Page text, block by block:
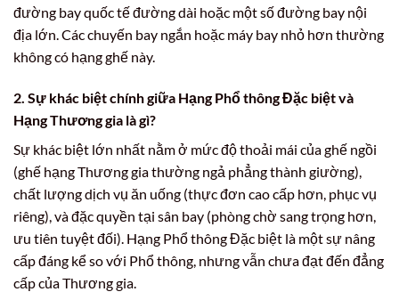
đường bay quốc tế đường dài hoặc một số đường bay nội
địa lớn. Các chuyến bay ngắn hoặc máy bay nhỏ hơn thường
không có hạng ghế này.
2. Sự khác biệt chính giữa Hạng Phổ thông Đặc biệt và
Hạng Thương gia là gì?
Sự khác biệt lớn nhất nằm ở mức độ thoải mái của ghế ngồi
(ghế hạng Thương gia thường ngả phẳng thành giường),
chất lượng dịch vụ ăn uống (thực đơn cao cấp hơn, phục vụ
riêng), và đặc quyền tại sân bay (phòng chờ sang trọng hơn,
ưu tiên tuyệt đối). Hạng Phổ thông Đặc biệt là một sự nâng
cấp đáng kể so với Phổ thông, nhưng vẫn chưa đạt đến đẳng
cấp của Thương gia.